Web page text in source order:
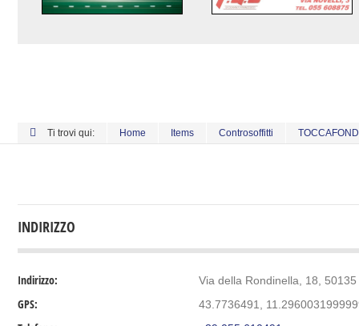
Ti trovi qui: Home Items Controsoffitti
INDIRIZZO
Indirizzo: Via della Rondinella, 18,
GPS: 43.7736491,